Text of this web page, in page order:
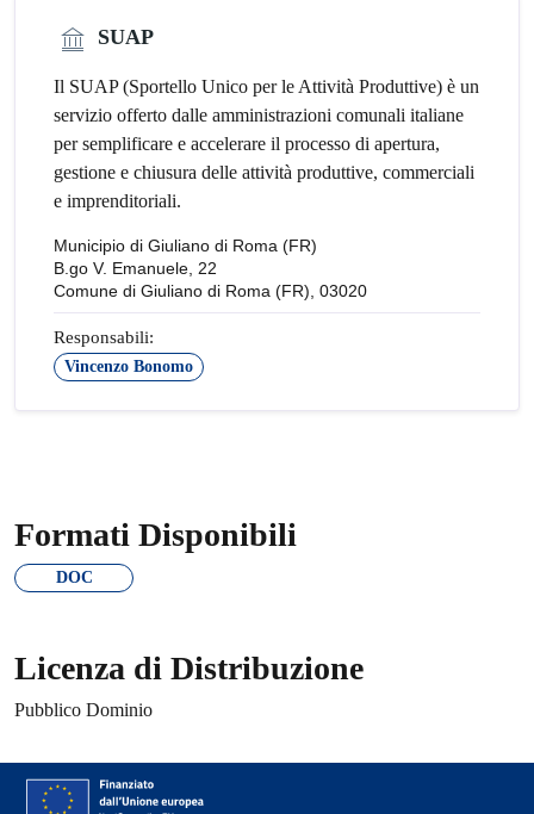
SUAP
Il SUAP (Sportello Unico per le Attività Produttive) è un
servizio offerto dalle amministrazioni comunali italiane
per semplificare e accelerare il processo di apertura,
gestione e chiusura delle attività produttive, commerciali
e imprenditoriali.
Municipio di Giuliano di Roma (FR)
B.go V. Emanuele, 22
Comune di Giuliano di Roma (FR), 03020
Responsabili:
Vincenzo Bonomo
Formati Disponibili
DOC
Licenza di Distribuzione
Pubblico Dominio